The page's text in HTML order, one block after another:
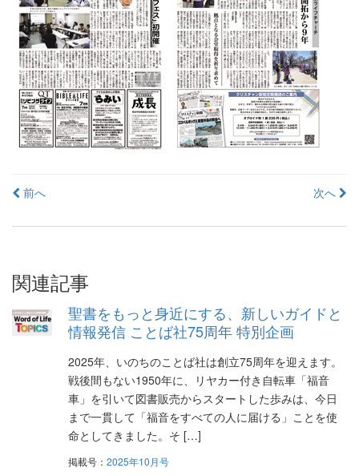
投
ビ
ゲ
ー
次へ
前へ
関連記事
聖書をもっと身近にする、新しいガイドと
情報発信 ことば社75周年 特別企画
2025年、いのちのことば社は創立75周年を迎えます。
戦後間もない1950年に、リヤカー付き自転車「福音
車」を引いて図書販売からスタートした歩みは、今日
まで一貫して「福音をすべての人に届ける」ことを使
命としてきました。そ […]
掲載号： 2025年10月号